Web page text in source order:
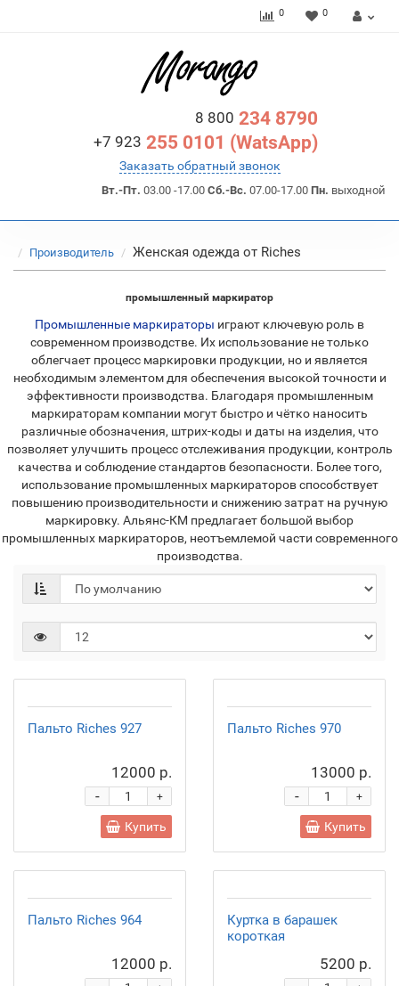
0 0
8 800 234 8790
+7 923 255 0101 (WatsApp)
Заказать обратный звонок
Вт.-Пт. 03.00 -17.00 Сб.-Вс. 07.00-17.00 Пн. выходной
Производитель Женская одежда от Riches
промышленный маркиратор
Промышленные маркираторы играют ключевую роль в
современном производстве. Их использование не только
облегчает процесс маркировки продукции, но и является
необходимым элементом для обеспечения высокой точности и
эффективности производства. Благодаря промышленным
маркираторам компании могут быстро и чётко наносить
различные обозначения, штрих-коды и даты на изделия, что
позволяет улучшить процесс отслеживания продукции, контроль
качества и соблюдение стандартов безопасности. Более того,
использование промышленных маркираторов способствует
повышению производительности и снижению затрат на ручную
маркировку. Альянс-КМ предлагает большой выбор
промышленных маркираторов, неотъемлемой части современного
производства.
Пальто Riches 927
12000 р.
+
-
Купить
Пальто Riches 970
13000 р.
+
-
Купить
Пальто Riches 964
12000 р.
Куртка в барашек
короткая
5200 р.